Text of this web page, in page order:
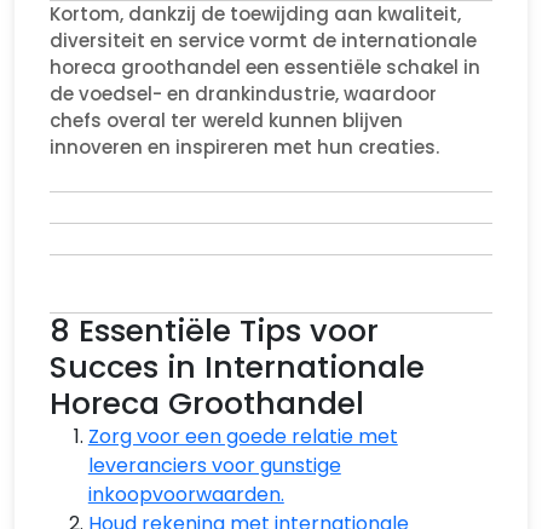
Kortom, dankzij de toewijding aan kwaliteit,
diversiteit en service vormt de internationale
horeca groothandel een essentiële schakel in
de voedsel- en drankindustrie, waardoor
chefs overal ter wereld kunnen blijven
innoveren en inspireren met hun creaties.
8 Essentiële Tips voor
Succes in Internationale
Horeca Groothandel
Zorg voor een goede relatie met
leveranciers voor gunstige
inkoopvoorwaarden.